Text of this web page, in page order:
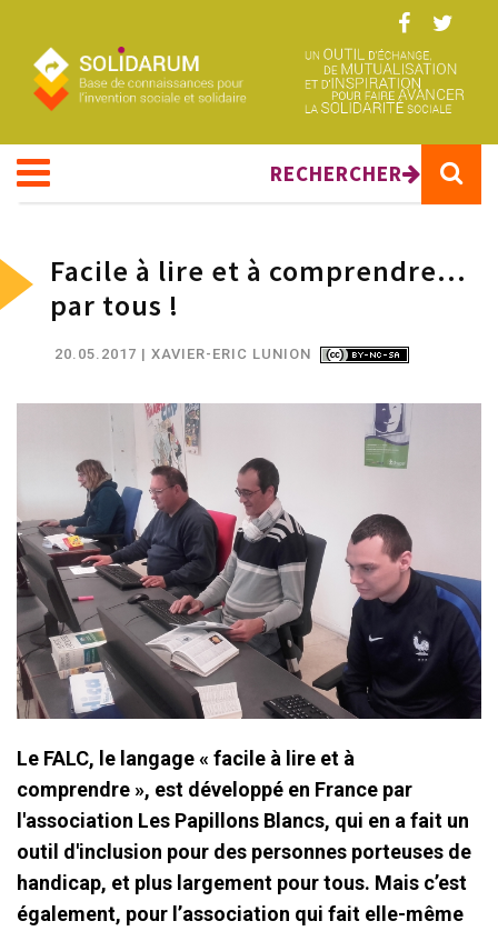
RECHERCHER
Facile à lire et à comprendre...
par tous !
20.05.2017 | XAVIER-ERIC LUNION
Le FALC, le langage « facile à lire et à
comprendre », est développé en France par
l'association Les Papillons Blancs, qui en a fait un
outil d'inclusion pour des personnes porteuses de
handicap, et plus largement pour tous. Mais c’est
également, pour l’association qui fait elle-même